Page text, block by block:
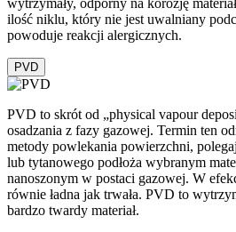
wytrzymały, odporny na korozję
ilość niklu, który nie jest uwalniany
powoduje reakcji alergicznych.
PVD
PVD to skrót od „physical vapour
osadzania z fazy gazowej. Termin ten
metody powlekania powierzchni,
lub tytanowego podłoża wybranym
nanoszonym w postaci gazowej. W
równie ładna jak trwała. PVD to
bardzo twardy materiał.